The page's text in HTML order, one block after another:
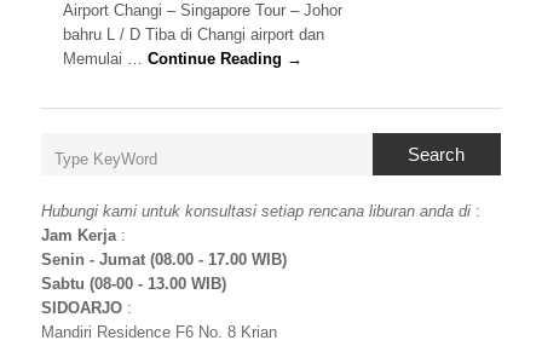
Airport Changi – Singapore Tour – Johor
bahru L / D Tiba di Changi airport dan
Memulai …Continue Reading →
Search
Hubungi kami untuk konsultasi setiap rencana liburan anda di :
Jam Kerja:
Senin - Jumat (08.00 - 17.00 WIB)
Sabtu (08-00 - 13.00 WIB)
SIDOARJO :
Mandiri Residence F6 No. 8 Krian